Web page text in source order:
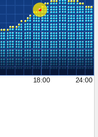
18:00 24:00